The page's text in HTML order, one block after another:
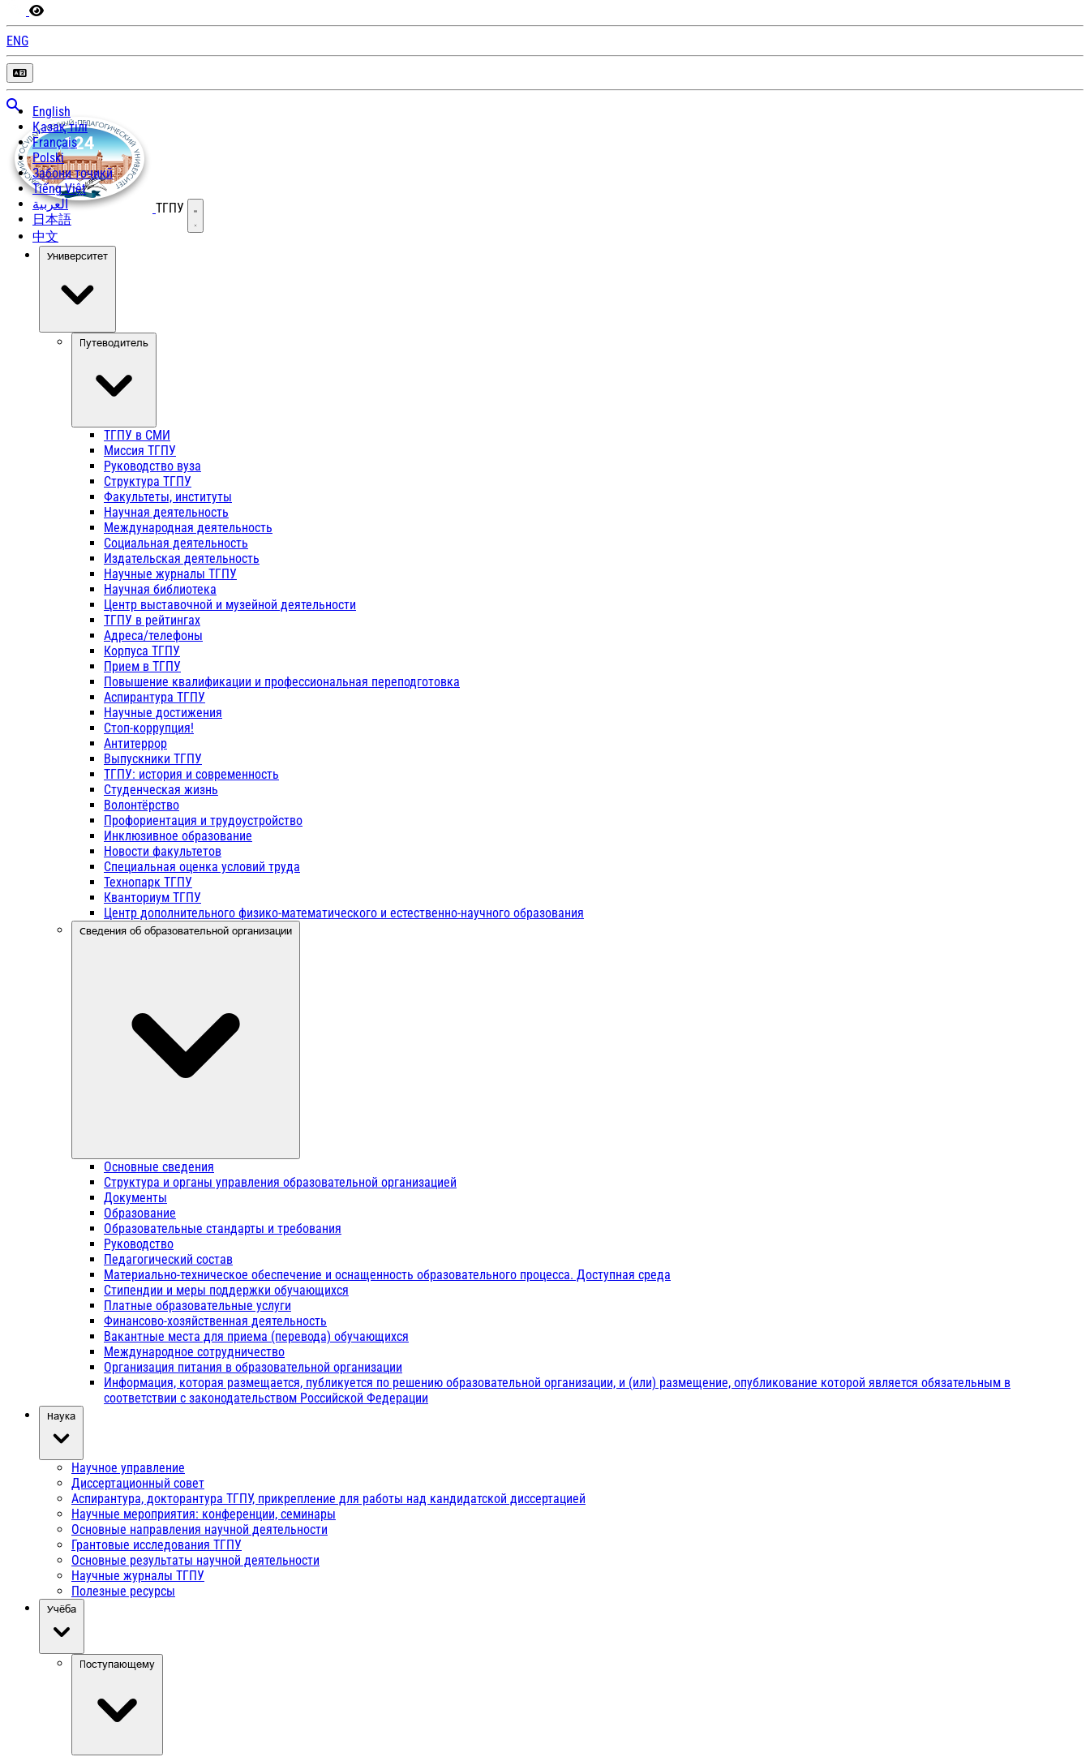
ENG
English
Қазақ тілі
Français
Polski
Забони тоҷикӣ
Tiếng Việt
العربية
日本語
中文
ТГПУ Открыть меню
Университет
Путеводитель
ТГПУ в СМИ
Миссия ТГПУ
Руководство вуза
Структура ТГПУ
Факультеты, институты
Научная деятельность
Международная деятельность
Социальная деятельность
Издательская деятельность
Научные журналы ТГПУ
Научная библиотека
Центр выставочной и музейной деятельности
ТГПУ в рейтингах
Адреса/телефоны
Корпуса ТГПУ
Прием в ТГПУ
Повышение квалификации и профессиональная переподготовка
Аспирантура ТГПУ
Научные достижения
Стоп-коррупция!
Антитеррор
Выпускники ТГПУ
ТГПУ: история и современность
Студенческая жизнь
Волонтёрство
Профориентация и трудоустройство
Инклюзивное образование
Новости факультетов
Специальная оценка условий труда
Технопарк ТГПУ
Кванториум ТГПУ
Центр дополнительного физико-математического и естественно-научного образования
Сведения об образовательной организации
Основные сведения
Структура и органы управления образовательной организацией
Документы
Образование
Образовательные стандарты и требования
Руководство
Педагогический состав
Материально-техническое обеспечение и оснащенность образовательного процесса. Доступная среда
Стипендии и меры поддержки обучающихся
Платные образовательные услуги
Финансово-хозяйственная деятельность
Вакантные места для приема (перевода) обучающихся
Международное сотрудничество
Организация питания в образовательной организации
Информация, которая размещается, публикуется по решению образовательной организации, и (или) размещение, опубликование которой является обязательным в
соответствии с законодательством Российской Федерации
Наука
Научное управление
Диссертационный совет
Аспирантура, докторантура ТГПУ, прикрепление для работы над кандидатской диссертацией
Научные мероприятия: конференции, семинары
Основные направления научной деятельности
Грантовые исследования ТГПУ
Основные результаты научной деятельности
Научные журналы ТГПУ
Полезные ресурсы
Учёба
Поступающему